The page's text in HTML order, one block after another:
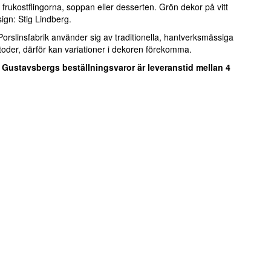
soppan eller desserten. Grön dekor på vitt
Stig Lindberg.
använder sig av traditionella, hantverksmässiga
därför kan variationer i dekoren förekomma.
Gustavsbergs beställningsvaror är leveranstid mellan 4